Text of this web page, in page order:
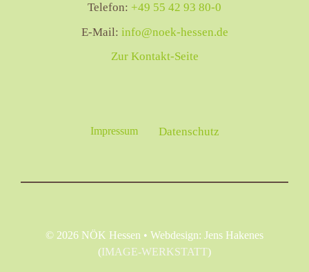
Telefon: +49 55 42 93 80-0
E-Mail: info@noek-hessen.de
Zur Kontakt-Seite
Impressum Datenschutz
© 2026 NÖK Hessen • Webdesign: Jens Hakenes
(IMAGE-WERKSTATT)